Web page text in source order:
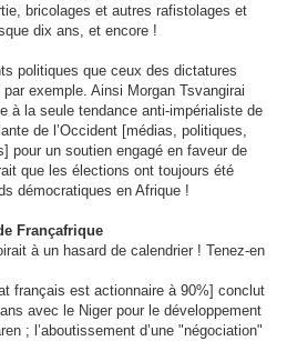
bricolages et autres rafistolages et
dix ans, et encore !
politiques que ceux des dictatures
exemple. Ainsi Morgan Tsvangirai
à la seule tendance anti-impérialiste de
de l’Occident [médias, politiques,
pour un soutien engagé en faveur de
que les élections ont toujours été
démocratiques en Afrique !
Françafrique
à un hasard de calendrier ! Tenez-en
français est actionnaire à 90%] conclut
avec le Niger pour le développement
; l’aboutissement d’une "négociation"